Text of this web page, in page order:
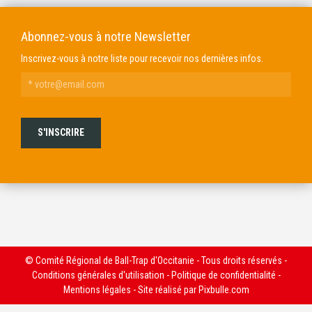
Abonnez-vous à notre Newsletter
Inscrivez-vous à notre liste pour recevoir nos dernières infos.
© Comité Régional de Ball-Trap d'Occitanie - Tous droits réservés -
Conditions générales d'utilisation - Politique de confidentialité -
Mentions légales - Site réalisé par Pixbulle.com